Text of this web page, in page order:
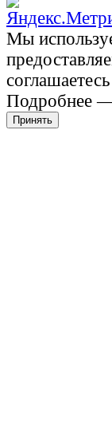
Мы
Подробнее
Принять